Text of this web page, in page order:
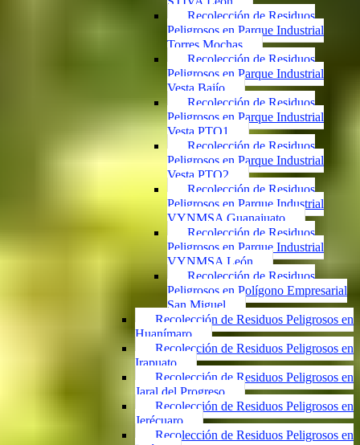
Recolección de Residuos
Peligrosos en Parque Industrial
Torres Mochas
Recolección de Residuos
Peligrosos en Parque Industrial
Vesta Bajío
Recolección de Residuos
Peligrosos en Parque Industrial
Vesta PTO1
Recolección de Residuos
Peligrosos en Parque Industrial
Vesta PTO2
Recolección de Residuos
Peligrosos en Parque Industrial
VYNMSA Guanajuato
Recolección de Residuos
Peligrosos en Parque Industrial
VYNMSA León
Recolección de Residuos
Peligrosos en Polígono Empresarial
San Miguel
Recolección de Residuos Peligrosos en
Huanímaro
Recolección de Residuos Peligrosos en
Irapuato
Recolección de Residuos Peligrosos en
Jaral del Progreso
Recolección de Residuos Peligrosos en
Jerécuaro
Recolección de Residuos Peligrosos en